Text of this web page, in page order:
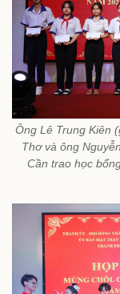
Ông Lê Trung Kiên
Thơ và ông
Cần trao học